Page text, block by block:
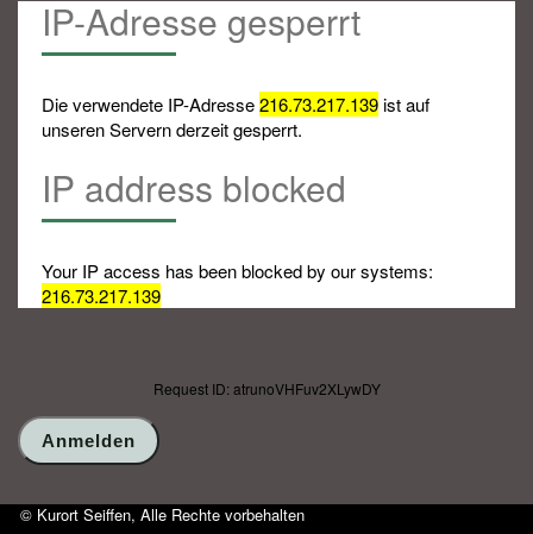
IP-Adresse gesperrt
Die verwendete IP-Adresse216.73.217.139ist auf
unseren Servern derzeit gesperrt.
IP address blocked
Your IP access has been blocked by our systems:
216.73.217.139
Request ID: atrunoVHFuv2XLywDY
© Kurort Seiffen, Alle Rechte vorbehalten